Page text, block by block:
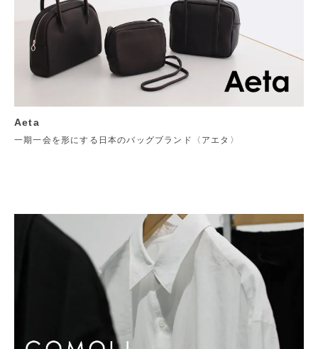
Aeta
一期一会を形にする日本のバッグブランド〈アエタ〉